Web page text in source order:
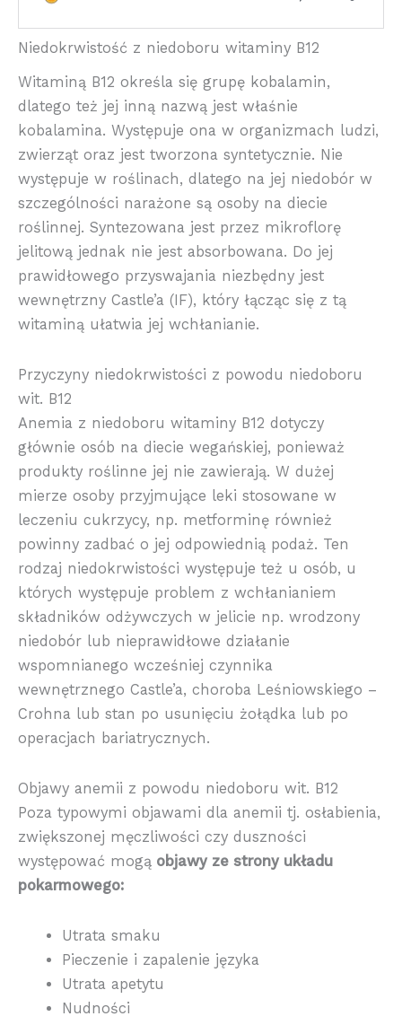
Niedokrwistość z niedoboru witaminy B12
Witaminą B12 określa się grupę kobalamin,
dlatego też jej inną nazwą jest właśnie
kobalamina. Występuje ona w organizmach ludzi,
zwierząt oraz jest tworzona syntetycznie. Nie
występuje w roślinach, dlatego na jej niedobór w
szczególności narażone są osoby na diecie
roślinnej. Syntezowana jest przez mikroflorę
jelitową jednak nie jest absorbowana. Do jej
prawidłowego przyswajania niezbędny jest
wewnętrzny Castle’a (IF), który łącząc się z tą
witaminą ułatwia jej wchłanianie.
Przyczyny niedokrwistości z powodu niedoboru
wit. B12
Anemia z niedoboru witaminy B12 dotyczy
głównie osób na diecie wegańskiej, ponieważ
produkty roślinne jej nie zawierają. W dużej
mierze osoby przyjmujące leki stosowane w
leczeniu cukrzycy, np. metforminę również
powinny zadbać o jej odpowiednią podaż. Ten
rodzaj niedokrwistości występuje też u osób, u
których występuje problem z wchłanianiem
składników odżywczych w jelicie np. wrodzony
niedobór lub nieprawidłowe działanie
wspomnianego wcześniej czynnika
wewnętrznego Castle’a, choroba Leśniowskiego –
Crohna lub stan po usunięciu żołądka lub po
operacjach bariatrycznych.
Objawy anemii z powodu niedoboru wit. B12
Poza typowymi objawami dla anemii tj. osłabienia,
zwiększonej męczliwości czy duszności
występować mogą objawy ze strony układu
pokarmowego:
Utrata smaku
Pieczenie i zapalenie języka
Utrata apetytu
Nudności